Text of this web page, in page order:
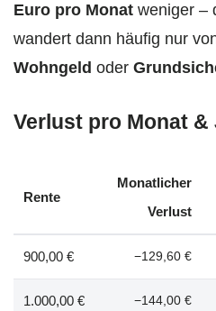
Euro pro Monat weniger –
wandert dann häufig nur
Wohngeld oder
Verlust pro Monat &
Rente
Monatlicher
Verlust
900,00 € −129,60 €
1.000,00 € −144,00 €